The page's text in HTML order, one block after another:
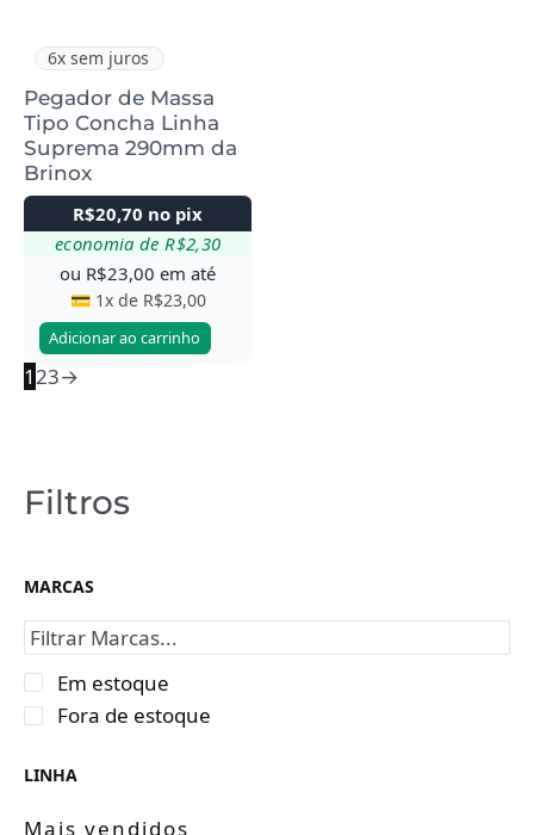
Filtros
MARCAS
Em estoque
Fora de estoque
LINHA
Mais vendidos
6x sem juros
Pegador de Massa
Tipo Concha Linha
Suprema 290mm da
Brinox
R$20,70 no pix
economia de R$2,30
ou R$23,00 em até
💳 1x de R$23,00
Adicionar ao carrinho
123→